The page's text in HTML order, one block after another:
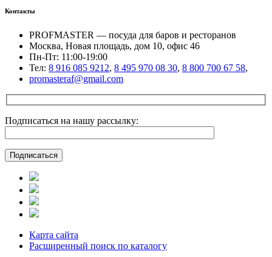
Контакты
PROFMASTER — посуда для баров и ресторанов
Москва, Новая площадь, дом 10, офис 46
Пн-Пт: 11:00-19:00
Тел: 8 916 085 9212, 8 495 970 08 30, 8 800 700 67 58,
promasteraf@gmail.com
Подписаться на нашу рассылку:
Карта сайта
Расширенный поиск по каталогу